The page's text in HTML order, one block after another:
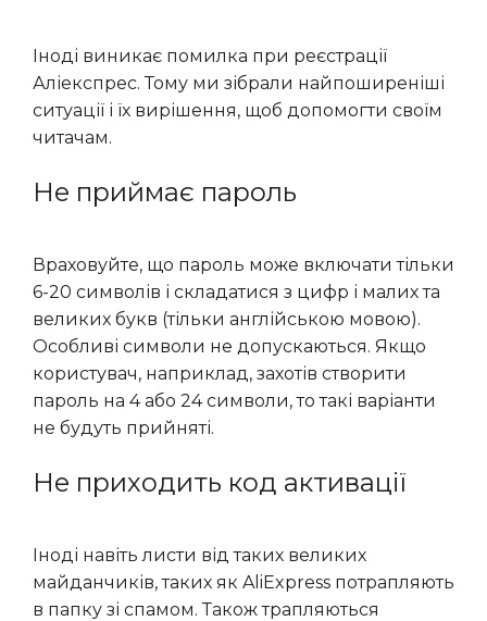
Іноді виникає помилка при реєстрації
Аліекспрес. Тому ми зібрали найпоширеніші
ситуації і їх вирішення, щоб допомогти своїм
читачам.
Не приймає пароль
Враховуйте, що пароль може включати тільки
6-20 символів і складатися з цифр і малих та
великих букв (тільки англійською мовою).
Особливі символи не допускаються. Якщо
користувач, наприклад, захотів створити
пароль на 4 або 24 символи, то такі варіанти
не будуть прийняті.
Не приходить код активації
Іноді навіть листи від таких великих
майданчиків, таких як AliExpress потрапляють
в папку зі спамом. Також трапляються